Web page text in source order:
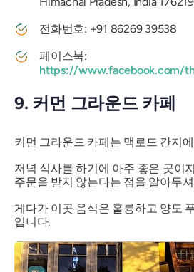
전화번호: +91 86269 39538
페이스북:
https://www.facebook.com/
9. 커먼 그라운드 카페
커먼 그라운드 카페는 맥로드 간지
저녁 식사를 하기에 아주 좋은 곳이
주문을 받지 않는다는 점을 알아두
게다가 이곳 음식은 훌륭하고 양도
입니다.